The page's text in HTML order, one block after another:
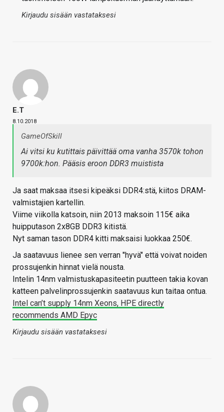
Kirjaudu sisään vastataksesi
E.T
8.10.2018
GameOfSkill
Ai vitsi ku kutittais päivittää oma vanha 3570k tohon
9700k:hon. Pääsis eroon DDR3 muistista
Ja saat maksaa itsesi kipeäksi DDR4:stä, kiitos DRAM-
valmistajien kartellin.
Viime viikolla katsoin, niin 2013 maksoin 115€ aika
huipputason 2x8GB DDR3 kitistä.
Nyt saman tason DDR4 kitti maksaisi luokkaa 250€.
Ja saatavuus lienee sen verran "hyvä" että voivat noiden
prossujenkin hinnat vielä nousta.
Intelin 14nm valmistuskapasiteetin puutteen takia kovan
katteen palvelinprossujenkin saatavuus kun taitaa ontua.
Intel can’t supply 14nm Xeons, HPE directly
recommends AMD Epyc
Kirjaudu sisään vastataksesi